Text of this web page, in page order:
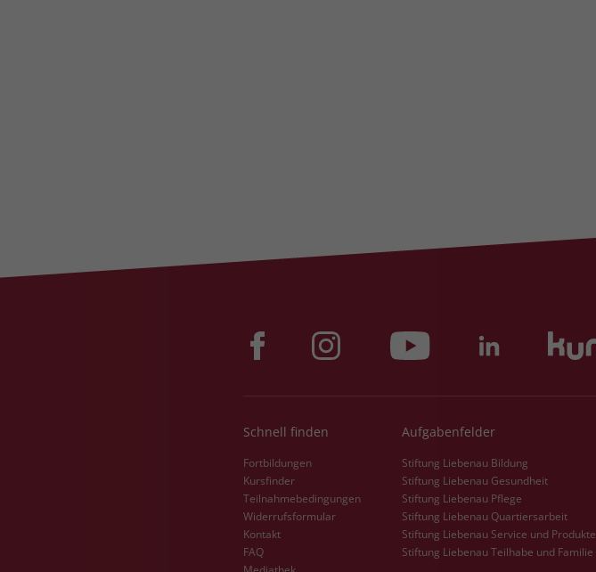
Schnell finden
Fortbildungen
Kursfinder
Teilnahmebedingungen
Widerrufsformular
Kontakt
FAQ
Aufgabenfelder
Stiftung Liebenau Bildung
Stiftung Liebenau Gesundheit
Stiftung Liebenau Pflege
Stiftung Liebenau Quartiersarbeit
Stiftung Liebenau Service und Produkte
Stiftung Liebenau Teilhabe und Familie